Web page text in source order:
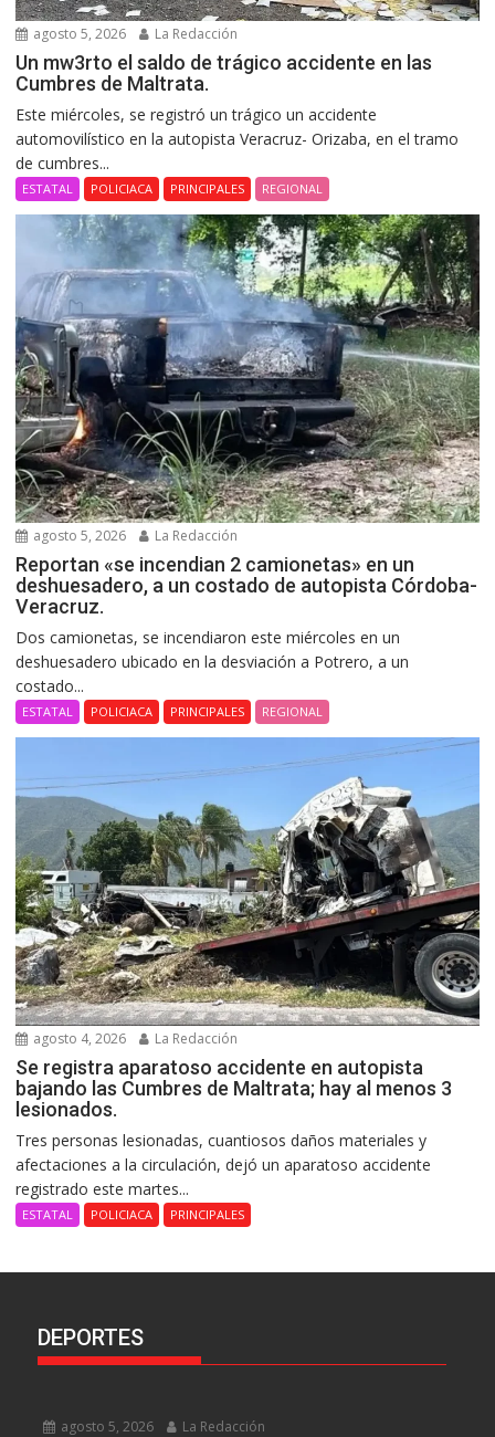
agosto 5, 2026 La Redacción
Un mw3rto el saldo de trágico accidente en las
Cumbres de Maltrata.
Este miércoles, se registró un trágico un accidente
automovilístico en la autopista Veracruz- Orizaba, en el tramo
de cumbres...
ESTATAL POLICIACA PRINCIPALES REGIONAL
agosto 5, 2026 La Redacción
Reportan «se incendian 2 camionetas» en un
deshuesadero, a un costado de autopista Córdoba-
Veracruz.
Dos camionetas, se incendiaron este miércoles en un
deshuesadero ubicado en la desviación a Potrero, a un
costado...
ESTATAL POLICIACA PRINCIPALES REGIONAL
agosto 4, 2026 La Redacción
Se registra aparatoso accidente en autopista
bajando las Cumbres de Maltrata; hay al menos 3
lesionados.
Tres personas lesionadas, cuantiosos daños materiales y
afectaciones a la circulación, dejó un aparatoso accidente
registrado este martes...
ESTATAL POLICIACA PRINCIPALES
DEPORTES
agosto 5, 2026 La Redacción